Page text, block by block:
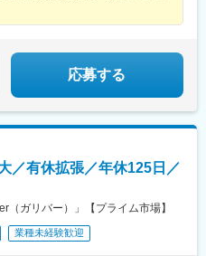
応募する
／有休拡張／年休125日／
ガリバー）」【プライム市場】
業種未経験歓迎